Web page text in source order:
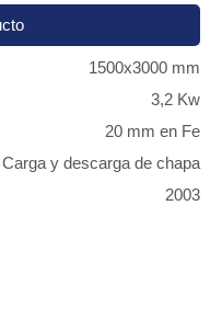
1500x3000 mm
3,2 Kw
20 mm en Fe
Carga y descarga de chapa
2003